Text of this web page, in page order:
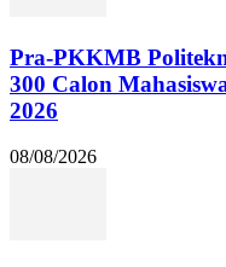
Pra-PKKMB
300 Calon
2026
08/08/2026